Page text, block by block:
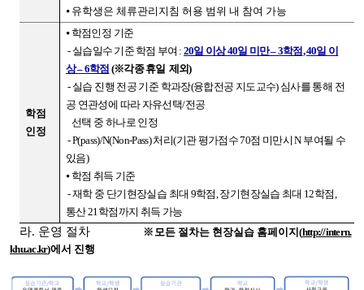
⦁ 유학생은 체류관리지침 허용 범위 내 참여 가능
학점
인정
⦁ 학점인정 기준
- 실습일수 기준 학점 부여 : 20일 이상 40일 미만 – 3학점,40일 이
상 – 6학점 (※각종 휴일 제외)
- 실습 진행 전공 기준 학과장(융합전공 지도교수) 심사를 통해 전
공 연관성에 따라 자유선택/전공
선택 중 하나로 인정
- P(pass)/N(Non-Pass) 처리(기관 평가점수 70점 미만시 N 부여될 수
있음)
⦁ 학점 취득 기준
- 재학 중 단기현장실습 최대 9학점, 장기현장실습 최대 12학점,
통산 21학점까지 취득 가능
라. 운영 절차 ※모든 절차는 현장실습 홈페이지(http://intern.
khu.ac.kr)에서 진행